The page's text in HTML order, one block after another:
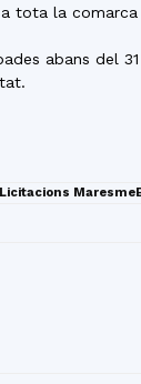
tota la
abans del
Licitacions